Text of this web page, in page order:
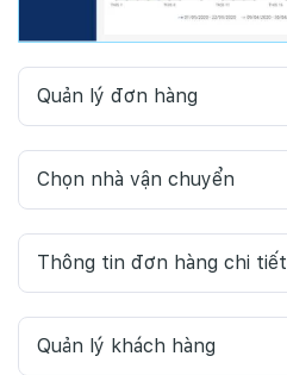
Quản lý đơn hàng
Chọn nhà vận chuyển
Thông tin đơn hàng chi tiết
Quản lý khách hàng